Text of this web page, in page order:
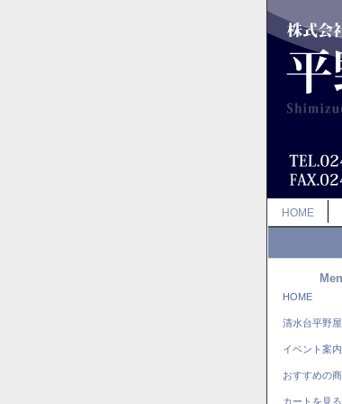
HOME
HOME
清水台平野
イベント案内
おすすめの
カートを見る